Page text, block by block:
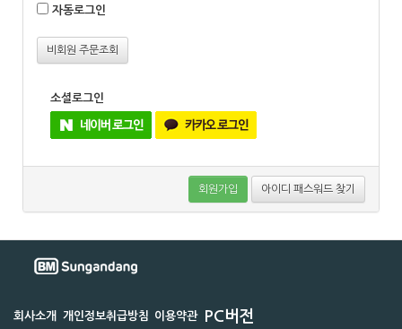
자동로그인
비회원 주문조회
소셜로그인
회원가입 아이디 패스워드 찾기
회사소개 개인정보취급방침 이용약관 PC버전